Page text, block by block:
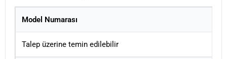
Model Numarası
Talep üzerine temin edilebilir